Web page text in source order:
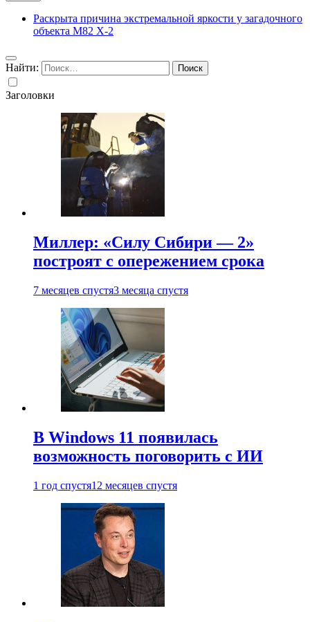
Раскрыта причина экстремальной яркости у загадочного
объекта M82 X-2
Найти:
Заголовки
Миллер: «Силу Сибири — 2»
построят с опережением срока
7 месяцев спустя3 месяца спустя
В Windows 11 появилась
возможность поговорить с ИИ
1 год спустя12 месяцев спустя